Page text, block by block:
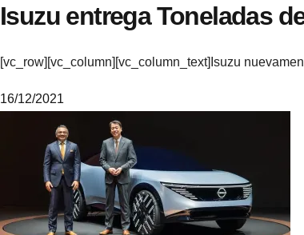
Isuzu entrega Toneladas
[vc_row][vc_column][vc_column_text]Isuzu
16/12/2021